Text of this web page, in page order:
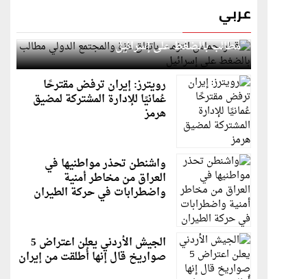
عربي
قطر: حماس التزمت باتفاق غزة والمجتمع الدولي
مطالب بالضغط على إسرائيل
رويترز: إيران ترفض مقترحًا
عُمانيًا للإدارة المشتركة لمضيق
هرمز
واشنطن تحذر مواطنيها في
العراق من مخاطر أمنية
واضطرابات في حركة الطيران
الجيش الأردني يعلن اعتراض 5
صواريخ قال إنها أُطلقت من إيران